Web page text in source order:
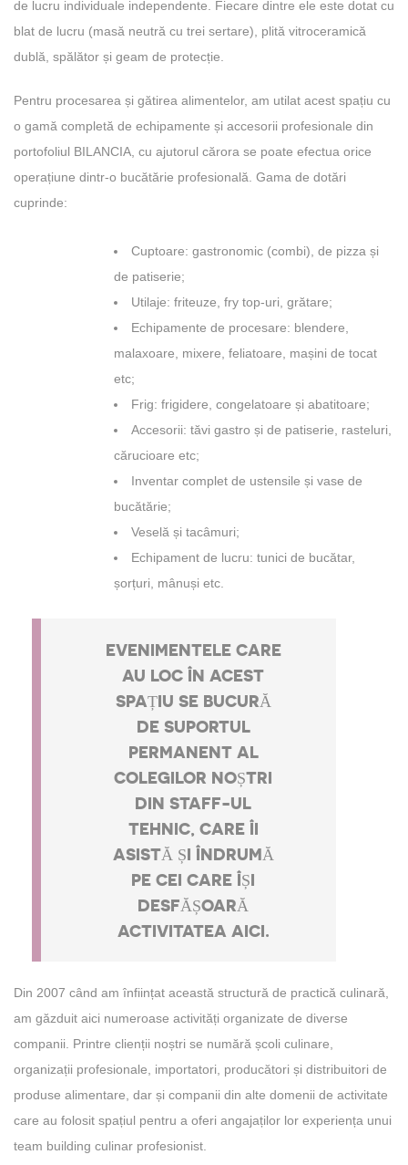
de lucru individuale independente. Fiecare dintre ele este dotat cu
blat de lucru (masă neutră cu trei sertare), plită vitroceramică
dublă, spălător și geam de protecție.
Pentru procesarea și gătirea alimentelor, am utilat acest spațiu cu
o gamă completă de echipamente și accesorii profesionale din
portofoliul BILANCIA, cu ajutorul cărora se poate efectua orice
operațiune dintr-o bucătărie profesională. Gama de dotări
cuprinde:
Cuptoare: gastronomic (combi), de pizza și
de patiserie;
Utilaje: friteuze, fry top-uri, grătare;
Echipamente de procesare: blendere,
malaxoare, mixere, feliatoare, mașini de tocat
etc;
Frig: frigidere, congelatoare și abatitoare;
Accesorii: tăvi gastro și de patiserie, rasteluri,
cărucioare etc;
Inventar complet de ustensile și vase de
bucătărie;
Veselă și tacâmuri;
Echipament de lucru: tunici de bucătar,
șorțuri, mânuși etc.
EVENIMENTELE CARE
AU LOC ÎN ACEST
SPAȚIU SE BUCURĂ
DE SUPORTUL
PERMANENT AL
COLEGILOR NOȘTRI
DIN STAFF-UL
TEHNIC, CARE ÎI
ASISTĂ ȘI ÎNDRUMĂ
PE CEI CARE ÎȘI
DESFĂȘOARĂ
ACTIVITATEA AICI.
Din 2007 când am înființat această structură de practică culinară,
am găzduit aici numeroase activități organizate de diverse
companii. Printre clienții noștri se numără școli culinare,
organizații profesionale, importatori, producători și distribuitori de
produse alimentare, dar și companii din alte domenii de activitate
care au folosit spațiul pentru a oferi angajaților lor experiența unui
team building culinar profesionist.